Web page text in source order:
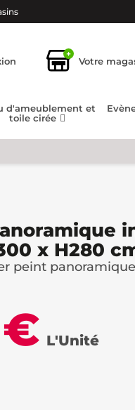
+
Votre
d'ameublement et
toile cirée
x H280
peint
€ L'Unité